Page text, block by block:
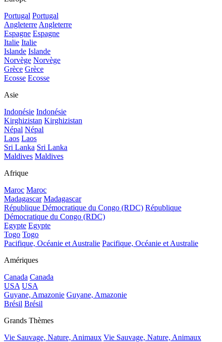
Portugal Portugal
Angleterre Angleterre
Espagne Espagne
Italie Italie
Islande Islande
Norvège Norvège
Grèce Grèce
Ecosse Ecosse
Asie
Indonésie Indonésie
Kirghizistan Kirghizistan
Népal Népal
Laos Laos
Sri Lanka Sri Lanka
Maldives Maldives
Afrique
Maroc Maroc
Madagascar Madagascar
République Démocratique du Congo (RDC) République
Démocratique du Congo (RDC)
Egypte Egypte
Togo Togo
Pacifique, Océanie et Australie Pacifique, Océanie et Australie
Amériques
Canada Canada
USA USA
Guyane, Amazonie Guyane, Amazonie
Brésil Brésil
Grands Thèmes
Vie Sauvage, Nature, Animaux Vie Sauvage, Nature, Animaux